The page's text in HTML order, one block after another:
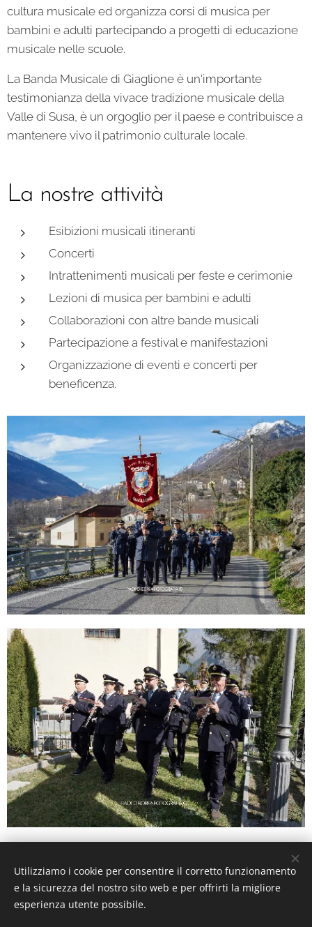
cultura musicale ed organizza corsi di musica per
bambini e adulti partecipando a progetti di educazione
musicale nelle scuole.
La Banda Musicale di Giaglione è un'importante
testimonianza della vivace tradizione musicale della
Valle di Susa, è un orgoglio per il paese e contribuisce a
mantenere vivo il patrimonio culturale locale.
La nostre attività
Esibizioni musicali itineranti
Concerti
Intrattenimenti musicali per feste e cerimonie
Lezioni di musica per bambini e adulti
Collaborazioni con altre bande musicali
Partecipazione a festival e manifestazioni
Organizzazione di eventi e concerti per
beneficenza.
Utilizziamo i cookie per consentire il corretto funzionamento
e la sicurezza del nostro sito web e per offrirti la migliore
esperienza utente possibile.